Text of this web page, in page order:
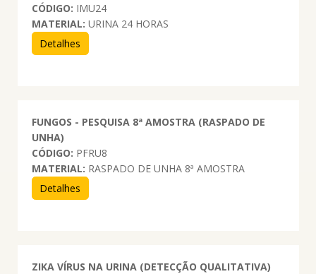
CÓDIGO: IMU24
MATERIAL: URINA 24 HORAS
Detalhes
FUNGOS - PESQUISA 8ª AMOSTRA (RASPADO DE
UNHA)
CÓDIGO: PFRU8
MATERIAL: RASPADO DE UNHA 8ª AMOSTRA
Detalhes
ZIKA VÍRUS NA URINA (DETECÇÃO QUALITATIVA)